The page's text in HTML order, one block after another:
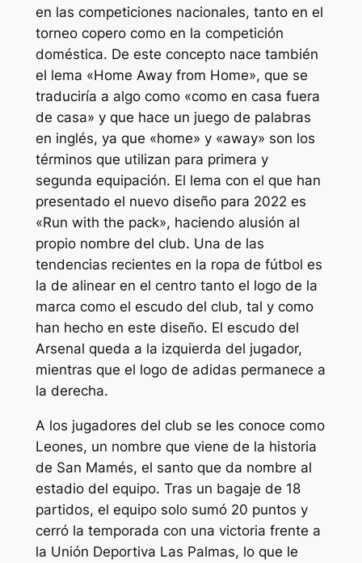
en las competiciones nacionales, tanto en el
torneo copero como en la competición
doméstica. De este concepto nace también
el lema «Home Away from Home», que se
traduciría a algo como «como en casa fuera
de casa» y que hace un juego de palabras
en inglés, ya que «home» y «away» son los
términos que utilizan para primera y
segunda equipación. El lema con el que han
presentado el nuevo diseño para 2022 es
«Run with the pack», haciendo alusión al
propio nombre del club. Una de las
tendencias recientes en la ropa de fútbol es
la de alinear en el centro tanto el logo de la
marca como el escudo del club, tal y como
han hecho en este diseño. El escudo del
Arsenal queda a la izquierda del jugador,
mientras que el logo de adidas permanece a
la derecha.
A los jugadores del club se les conoce como
Leones, un nombre que viene de la historia
de San Mamés, el santo que da nombre al
estadio del equipo. Tras un bagaje de 18
partidos, el equipo solo sumó 20 puntos y
cerró la temporada con una victoria frente a
la Unión Deportiva Las Palmas, lo que le